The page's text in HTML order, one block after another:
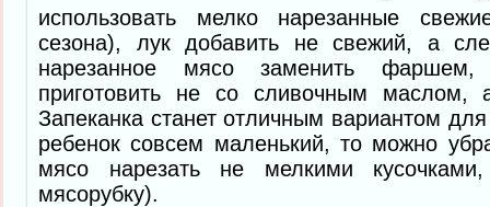
использовать мелко нарезанные
сезона), лук добавить не свежий, а
нарезанное мясо заменить фаршем,
приготовить не со сливочным
Запеканка станет отличным вариантом для
ребенок совсем маленький, то можно
мясо нарезать не мелкими
мясорубку).